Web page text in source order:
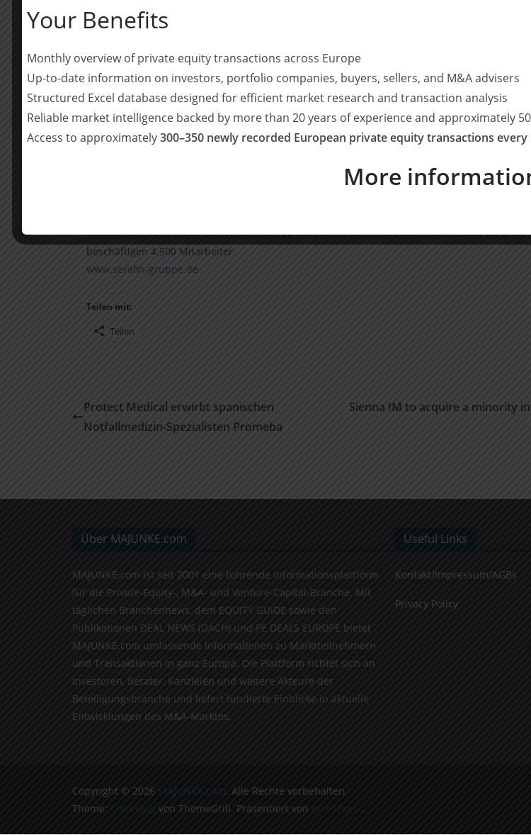
____________________
Seit über 70 Jahren ist die suki group einer der führenden europäischen Anbieter von
Warenpräsentationen sowie Logistik und Dienstleistungen für verschiedene Formen des
Handels. Der Fokus liegt auf den Bereichen Heim- und Handwerker. Eine Vielzahl
Vertriebsbüros garantiert in über 40 Ländern ein höchstes Maß an Service.
https://group.suki.com
Serafin ist eine diversifiziert aufgestellte Unternehmensgruppe, deren Philosophie auf die
entwickeln. Die Gruppenunternehmen erzielen in Summe einen Umsatz von über 1 Mrd.
beschäftigen 4.500 Mitarbeiter.
www.serafin-gruppe.de
Teilen mit:
Teilen
Protect Medical erwirbt spanischen
Notfallmedizin-Spezialisten Promeba
Sienna IM to acquire a minority
Über MAJUNKE.com
MAJUNKE.com ist seit 2001 eine führende Informationsplattform
für die Private-Equity-, M&A- und Venture-Capital-Branche. Mit
täglichen Branchennews, dem EQUITY GUIDE sowie den
Publikationen DEAL NEWS (DACH) und PE DEALS EUROPE bietet
MAJUNKE.com umfassende Informationen zu Marktteilnehmern
und Transaktionen in ganz Europa. Die Plattform richtet sich an
Investoren, Berater, Kanzleien und weitere Akteure der
Beteiligungsbranche und liefert fundierte Einblicke in aktuelle
Entwicklungen des M&A-Marktes.
Useful Links
Kontakt/Impressum/AGBs
Privacy Policy
Copyright © 2026 MAJUNKE.com. Alle Rechte vorbehalten.
Theme: ColorMag von ThemeGrill. Präsentiert von WordPress.
Your Benefits
Monthly overview of private equity transactions across Europe
Up-to-date information on investors, portfolio companies, buyers, sellers, and M&A advisers
Structured Excel database designed for efficient market research and transaction analysis
Reliable market intelligence backed by more than 20 years of experience and approximately
Access to approximately300–350 newly recorded European private equity transactions
More